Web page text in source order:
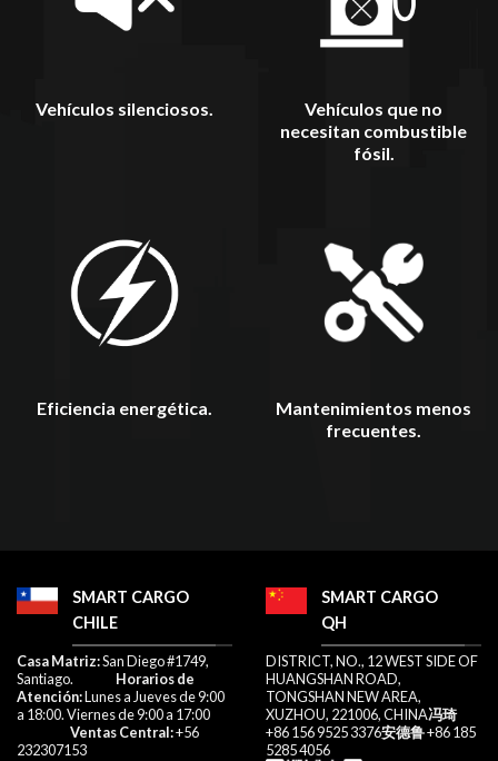
Vehículos silenciosos.
Vehículos que no
necesitan combustible
fósil.
Eficiencia energética.
Mantenimientos menos
frecuentes.
SMART CARGO
CHILE
​Casa Matriz:San Diego #1749,
Santiago. Horarios de
Atención:Lunes a Jueves de 9:00
a 18:00. Viernes de 9:00 a 17:00​
Ventas Central:+56
232307153​
SMART CARGO
QH
DISTRICT, NO., 12 WEST SIDE OF
HUANGSHAN ROAD,
TONGSHAN NEW AREA,
XUZHOU, 221006, CHINA冯琦
+86 156 9525 3376安德鲁+86 185
5285 4056